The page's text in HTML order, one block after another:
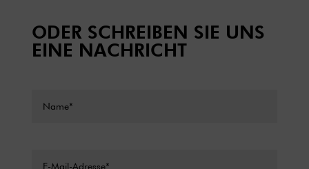
ODER SCHREIBEN SIE UNS
EINE NACHRICHT